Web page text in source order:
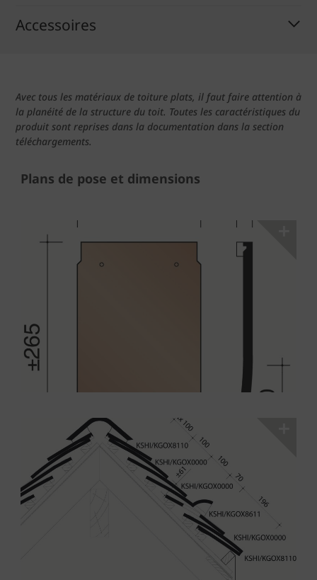
Accessoires
Avec tous les matériaux de toiture plats, il faut faire attention à
la planéité de la structure du toit. Toutes les caractéristiques du
produit sont reprises dans la documentation dans la section
téléchargements.
Plans de pose et dimensions